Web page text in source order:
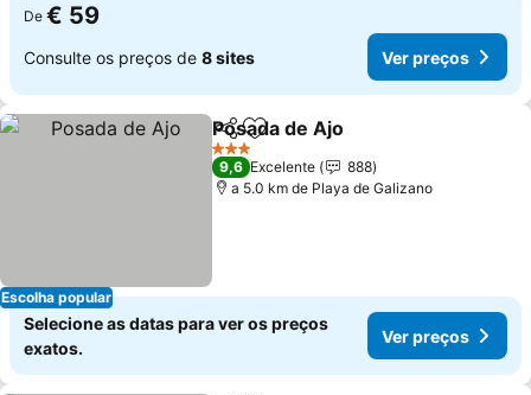
De € 59
Consulte os preços de 8 sites Ver preços
Escolha popular
PartilharAdicionar aos favoritos
Posada de Ajo
3 Estrelas
9,6 Excelente
888
a 5.0 km de Playa de Galizano
Selecione as datas para ver os preços
exatos.
Ver preços